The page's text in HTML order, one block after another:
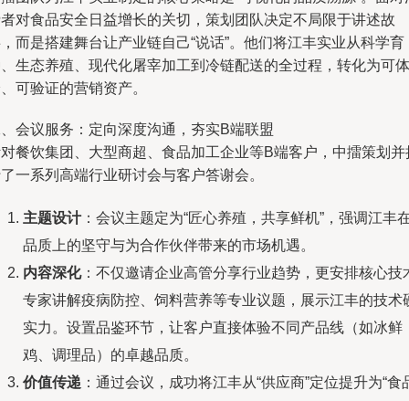
对食品安全日益增长的关切，策划团队决定不局限于讲述故
而是搭建舞台让产业链自己“说话”。他们将江丰实业从科学育
生态养殖、现代化屠宰加工到冷链配送的全过程，转化为可体
可验证的营销资产。
会议服务：定向深度沟通，夯实B端联盟
餐饮集团、大型商超、食品加工企业等B端客户，中擂策划并
一系列高端行业研讨会与客户答谢会。
主题设计：会议主题定为“匠心养殖，共享鲜机”，强调江丰
品质上的坚守与为合作伙伴带来的市场机遇。
内容深化：不仅邀请企业高管分享行业趋势，更安排核心技
专家讲解疫病防控、饲料营养等专业议题，展示江丰的技术
实力。设置品鉴环节，让客户直接体验不同产品线（如冰鲜
鸡、调理品）的卓越品质。
价值传递 ：通过会议，成功将江丰从“供应商”定位提升为“食